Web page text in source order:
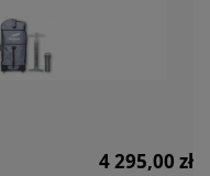
4 295,00 zł